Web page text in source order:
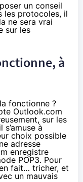
un conseil
les protocoles, il
ne sera vrai
sur les
à
fonctionne ?
Outlook.com
sur les
à
choix possible
adresse
enregistre
POP3. Pour
fait… tricher, et
un mauvais